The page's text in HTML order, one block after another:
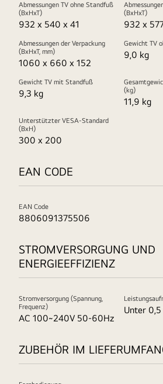
Abmessungen TV ohne Standfuß
(BxHxT)
932 x 540 x 41
(BxHxT)
932 x
Abmessungen der Verpackung
(BxHxT, mm)
1060 x 660 x 152
Gewicht TV
9,0 kg
Gewicht TV mit Standfuß
9,3 kg
(kg)
11,9 kg
Unterstützter VESA-Standard
(BxH)
300 x 200
EAN CODE
EAN Code
8806091375506
STROMVERSORGUNG UND
ENERGIEEFFIZIENZ
Stromversorgung (Spannung,
Frequenz)
AC 100~240V 50-60Hz
Unter
ZUBEHÖR IM